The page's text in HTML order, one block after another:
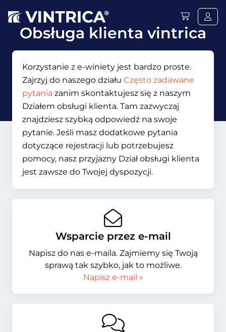
Obsługa klienta vintrica
Korzystanie z e-winiety jest bardzo proste.
Zajrzyj do naszego działu Często zadawane
pytania zanim skontaktujesz się z naszym
Działem obsługi klienta. Tam zazwyczaj
znajdziesz szybką odpowiedź na swoje
pytanie. Jeśli masz dodatkowe pytania
dotyczące rejestracji lub potrzebujesz
pomocy, nasz przyjazny Dział obsługi klienta
jest zawsze do Twojej dyspozycji.
Wsparcie przez e-mail
Napisz do nas e-maila. Zajmiemy się Twoją
sprawą tak szybko, jak to możliwe.
Napisz e-mail »